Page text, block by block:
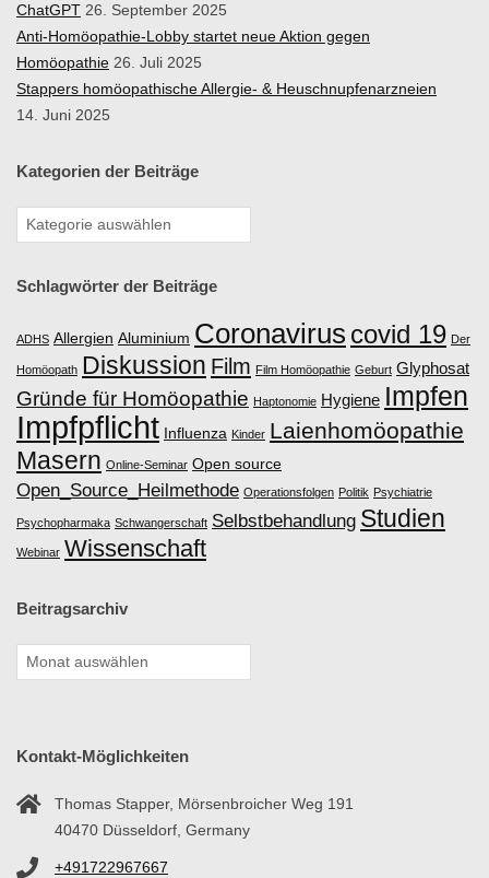
ChatGPT 26. September 2025
Anti-Homöopathie-Lobby startet neue Aktion gegen
Homöopathie 26. Juli 2025
Stappers homöopathische Allergie- & Heuschnupfenarzneien
14. Juni 2025
Kategorien der Beiträge
Schlagwörter der Beiträge
ADHS Allergien Aluminium Coronavirus covid 19 Der
Homöopath Diskussion Film Film Homöopathie Geburt Glyphosat
Gründe für Homöopathie Haptonomie Hygiene Impfen
Impfpflicht Influenza Kinder Laienhomöopathie
Masern Online-Seminar Open source
Open_Source_Heilmethode Operationsfolgen Politik Psychiatrie
Psychopharmaka Schwangerschaft Selbstbehandlung Studien
Webinar Wissenschaft
Beitragsarchiv
Kontakt-Möglichkeiten
Thomas Stapper, Mörsenbroicher Weg 191
40470 Düsseldorf, Germany
+491722967667